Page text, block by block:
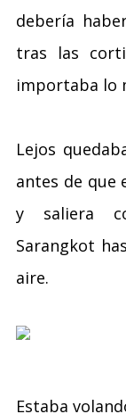
debería
tras las
importaba lo
Lejos
antes de que
y saliera
Sarangkot
aire.
Estaba